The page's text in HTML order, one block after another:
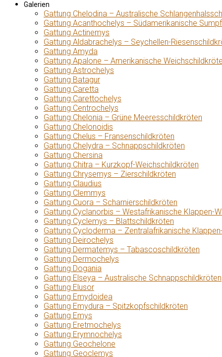
Galerien
Gattung Chelodina – Australische
Gattung Acanthochelys – Südamerikanische
Gattung Actinemys
Gattung Aldabrachelys – Seychellen-
Gattung Amyda
Gattung Apalone – Amerikanische
Gattung Astrochelys
Gattung Batagur
Gattung Caretta
Gattung Carettochelys
Gattung Centrochelys
Gattung Chelonia – Grüne Meeresschildkröten
Gattung Chelonoidis
Gattung Chelus – Fransenschildkröten
Gattung Chelydra – Schnappschildkröten
Gattung Chersina
Gattung Chitra – Kurzkopf-Weichschildkröten
Gattung Chrysemys – Zierschildkröten
Gattung Claudius
Gattung Clemmys
Gattung Cuora – Scharnierschildkröten
Gattung Cyclanorbis – Westafrikanische Klappen-
Gattung Cyclemys – Blattschildkröten
Gattung Cycloderma – Zentralafrikanische
Gattung Deirochelys
Gattung Dermatemys – Tabascoschildkröten
Gattung Dermochelys
Gattung Dogania
Gattung Elseya – Australische Schnappschildkröten
Gattung Elusor
Gattung Emydoidea
Gattung Emydura – Spitzkopfschildkröten
Gattung Emys
Gattung Eretmochelys
Gattung Erymnochelys
Gattung Geochelone
Gattung Geoclemys